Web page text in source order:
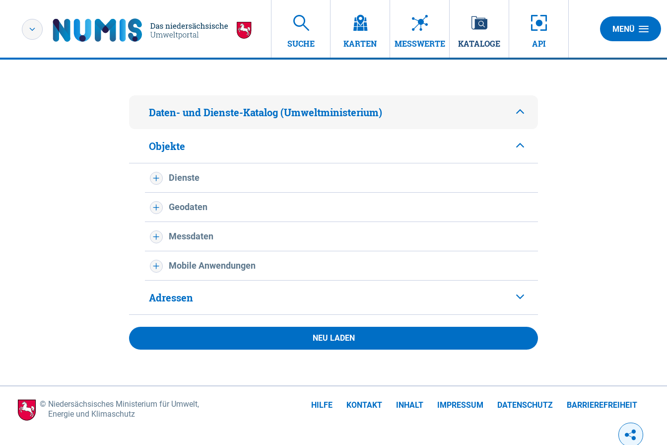
SUCHE KARTEN MESSWERTE KATALOGE API
MENÜ
Daten- und Dienste-Katalog (Umweltministerium)
Objekte
Dienste
Geodaten
Messdaten
Mobile Anwendungen
Adressen
NEU LADEN
Niedersächsisches Ministerium für Umwelt,
Energie und Klimaschutz
HILFE KONTAKT INHALT IMPRESSUM DATENSCHUTZ BARRIEREFREIHEIT